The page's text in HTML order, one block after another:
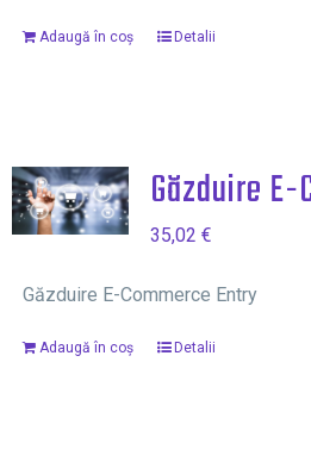
Adaugă în coș Detalii
Găzduire
35,02 €
Găzduire E-Commerce Entry
Adaugă în coș Detalii